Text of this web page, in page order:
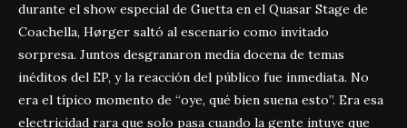
durante el show especial de Guetta en el Quasar Stage de
Coachella, Hørger saltó al escenario como invitado
sorpresa. Juntos desgranaron media docena de temas
inéditos del EP, y la reacción del público fue inmediata. No
era el típico momento de “oye, qué bien suena esto”. Era esa
electricidad rara que solo pasa cuando la gente intuye que